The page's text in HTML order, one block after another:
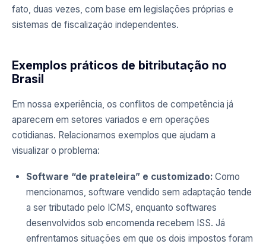
fato, duas vezes, com base em legislações próprias e
sistemas de fiscalização independentes.
Exemplos práticos de bitributação no
Brasil
Em nossa experiência, os conflitos de competência já
aparecem em setores variados e em operações
cotidianas. Relacionamos exemplos que ajudam a
visualizar o problema:
Software “de prateleira” e customizado: Como
mencionamos, software vendido sem adaptação tende
a ser tributado pelo ICMS, enquanto softwares
desenvolvidos sob encomenda recebem ISS. Já
enfrentamos situações em que os dois impostos foram